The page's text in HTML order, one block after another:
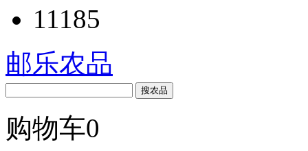
11185
邮乐农品
搜农品
购物车0